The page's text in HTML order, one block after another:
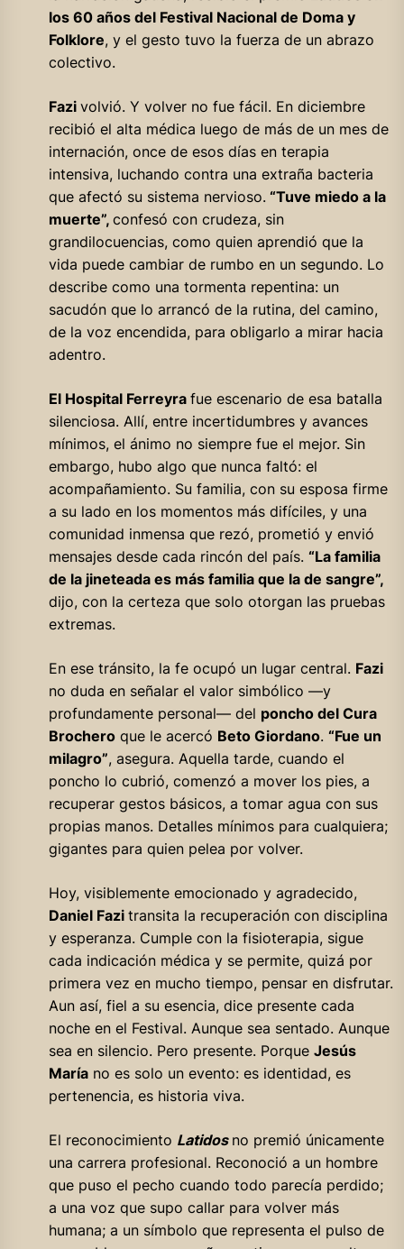
los 60 años del Festival Nacional de Doma y
Folklore, y el gesto tuvo la fuerza de un abrazo
colectivo.
Fazi volvió. Y volver no fue fácil. En diciembre
recibió el alta médica luego de más de un mes de
internación, once de esos días en terapia
intensiva, luchando contra una extraña bacteria
que afectó su sistema nervioso. “Tuve miedo a la
muerte”, confesó con crudeza, sin
grandilocuencias, como quien aprendió que la
vida puede cambiar de rumbo en un segundo. Lo
describe como una tormenta repentina: un
sacudón que lo arrancó de la rutina, del camino,
de la voz encendida, para obligarlo a mirar hacia
adentro.
El Hospital Ferreyra fue escenario de esa batalla
silenciosa. Allí, entre incertidumbres y avances
mínimos, el ánimo no siempre fue el mejor. Sin
embargo, hubo algo que nunca faltó: el
acompañamiento. Su familia, con su esposa firme
a su lado en los momentos más difíciles, y una
comunidad inmensa que rezó, prometió y envió
mensajes desde cada rincón del país. “La familia
de la jineteada es más familia que la de sangre”,
dijo, con la certeza que solo otorgan las pruebas
extremas.
En ese tránsito, la fe ocupó un lugar central. Fazi
no duda en señalar el valor simbólico —y
profundamente personal— del poncho del Cura
Brocheroque le acercó Beto Giordano. “Fue un
milagro”, asegura. Aquella tarde, cuando el
poncho lo cubrió, comenzó a mover los pies, a
recuperar gestos básicos, a tomar agua con sus
propias manos. Detalles mínimos para cualquiera;
gigantes para quien pelea por volver.
Hoy, visiblemente emocionado y agradecido,
Daniel Fazi transita la recuperación con disciplina
y esperanza. Cumple con la fisioterapia, sigue
cada indicación médica y se permite, quizá por
primera vez en mucho tiempo, pensar en disfrutar.
Aun así, fiel a su esencia, dice presente cada
noche en el Festival. Aunque sea sentado. Aunque
sea en silencio. Pero presente. Porque Jesús
Maríano es solo un evento: es identidad, es
pertenencia, es historia viva.
El reconocimiento Latidos no premió únicamente
una carrera profesional. Reconoció a un hombre
que puso el pecho cuando todo parecía perdido;
a una voz que supo callar para volver más
humana; a un símbolo que representa el pulso de